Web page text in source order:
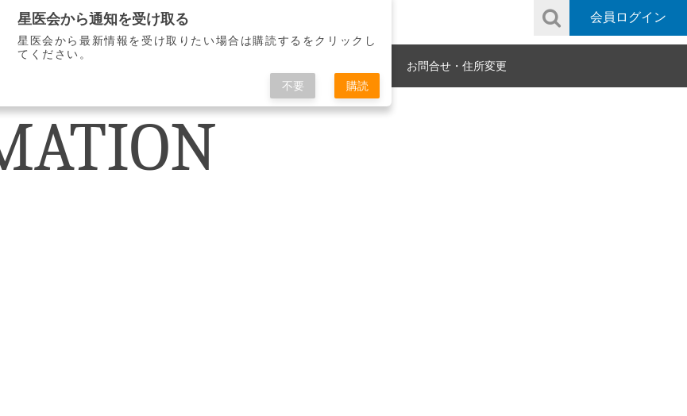
会員ログイン
お問合せ・住所変更
星医会から通知を受け取る
星医会から最新情報を受け取りたい場合は購読するをクリックし
てください。
不要 購読